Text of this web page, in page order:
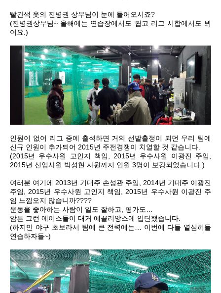
빨간색 옷의 진병권 상무님이 눈에 들어오시죠?
(진병권상무님~ 올해에는 연습장에서도 뵙고 리그 시합에서도 뵈
어요.)
인원이 없어 리그 중에 출석하면 거의 선발출정이 되던 우리 팀에
신규 인원이 추가되어 2015년 주전경쟁이 치열할 것 같습니다.
(2015년 우수사원 고인지 책임, 2015년 우수사원 이광진 주임,
2015년 신입사원 박성현 사원까지 인원 3명이 보강되었습니다.)
여러분 여기에 2013년 기대주 손성관 주임, 2014년 기대주 이광진
주임, 2015년 우수사원 고인지 책임, 2015년 우수사원 이광진 주
임 느낌오지 않습니까????
운동을 좋아하는 사람이 일도 잘하고, 평가도…
암튼 그런 에이스들이 대거 에끌리앙스에 입단했습니다.
(하지만 야구 초보라서 팀에 큰 전력에는… 이번에 다들 열심히들
연습하자들~)